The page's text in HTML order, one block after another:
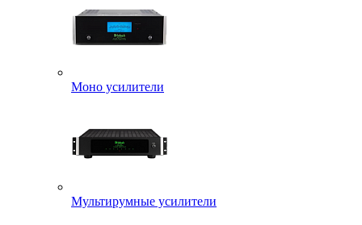
Моно усилители
Мультирумные усилители